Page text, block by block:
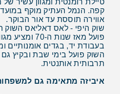
טיילת רומנטית ומגוון עשיר
קפה. הנמל העתיק מוקף
אווירה תוססת עד אור הבוקר.
שוק היפי - לאס דאליאס השוק
פועל מאז שנות
בעבודת יד, בגדים אומנותיים
השוק פועל בימי שבת ובקיץ גם
תרבותית אותנטית.
איביזה מתאימה גם